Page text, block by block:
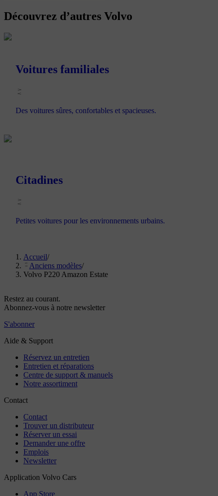
Découvrez d’autres Volvo
Voitures familiales
Des voitures sûres, confortables et spacieuses.
Citadines
Petites voitures pour les environnements urbains.
Accueil/
Anciens modèles/
Volvo P220 Amazon Estate